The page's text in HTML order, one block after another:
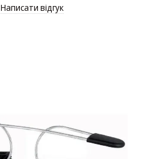
Написати відгук